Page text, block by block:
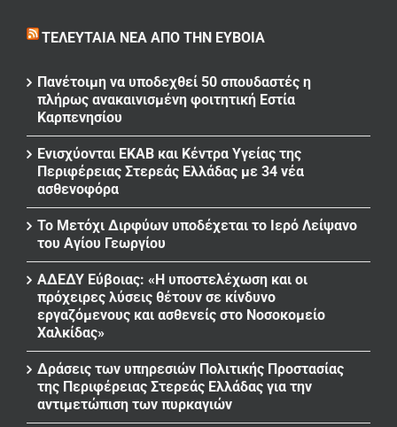
ΤΕΛΕΥΤΑΊΑ ΝΈΑ ΑΠΌ ΤΗΝ ΕΎΒΟΙΑ
Πανέτοιμη να υποδεχθεί 50 σπουδαστές η
πλήρως ανακαινισμένη φοιτητική Εστία
Καρπενησίου
Ενισχύονται ΕΚΑΒ και Κέντρα Υγείας της
Περιφέρειας Στερεάς Ελλάδας με 34 νέα
ασθενοφόρα
Το Μετόχι Διρφύων υποδέχεται το Ιερό Λείψανο
του Αγίου Γεωργίου
ΑΔΕΔΥ Εύβοιας: «Η υποστελέχωση και οι
πρόχειρες λύσεις θέτουν σε κίνδυνο
εργαζόμενους και ασθενείς στο Νοσοκομείο
Χαλκίδας»
Δράσεις των υπηρεσιών Πολιτικής Προστασίας
της Περιφέρειας Στερεάς Ελλάδας για την
αντιμετώπιση των πυρκαγιών